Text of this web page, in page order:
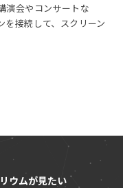
演会やコンサートな
を接続して、スクリーン
ウムが見たい